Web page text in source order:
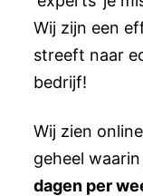
Wij zijn een
streeft naar
bedrijf!
Wij zien
geheel waarin
dagen per